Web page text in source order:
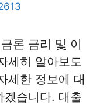
론 금리 및 이
세히 알아보도
세한 정보에 대
겠습니다. 대출